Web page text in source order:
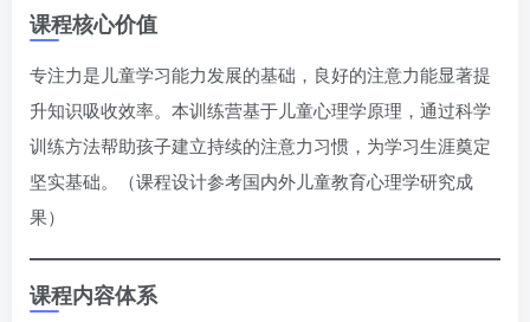
课程核心价值
专注力是儿童学习能力发展的基础，良好的注意力能显著提
升知识吸收效率。本训练营基于儿童心理学原理，通过科学
训练方法帮助孩子建立持续的注意力习惯，为学习生涯奠定
坚实基础。（课程设计参考国内外儿童教育心理学研究成
果）
课程内容体系